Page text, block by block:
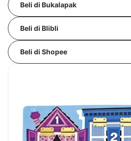
Beli di Bukalapak
Beli di Blibli
Beli di Shopee